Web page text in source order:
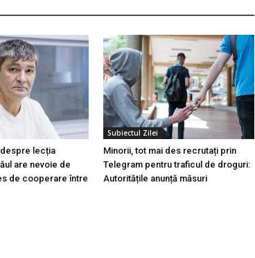
lecția
are nevoie de
de cooperare între
Subiectul Zilei
Minorii, tot mai des recrutați prin
Telegram pentru traficul de droguri:
Autoritățile anunță măsuri